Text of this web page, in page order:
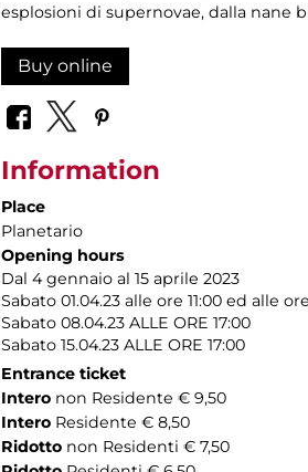
esplosioni di supernovae, dalla nane
Buy online
Information
Place
Planetario
Opening hours
Dal 4 gennaio al 15 aprile 2023
Sabato 01.04.23 alle ore 11:00 ed alle
Sabato 08.04.23 ALLE ORE 17:00
Sabato 15.04.23 ALLE ORE 17:00
Entrance ticket
Intero non Residente € 9,50
Intero Residente € 8,50
Ridotto non Residenti € 7,50